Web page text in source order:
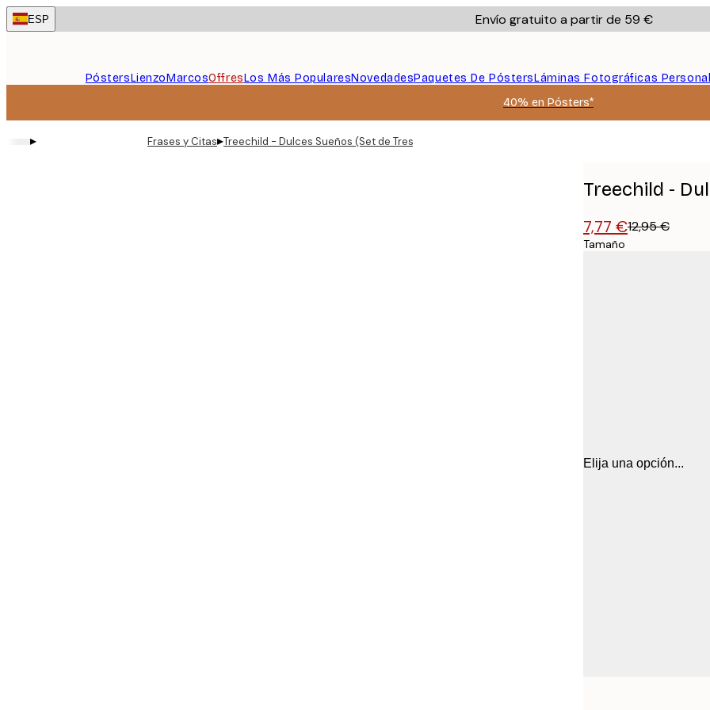
Skip
to
ESP Envío gratuito a partir de 59 €
PóstersLienzoMarcosOffresLos Más PopularesNovedadesPaquetes De PóstersLáminas Fotográficas
40% en Pósters*
▸ Frases y Citas▸Treechild - Dulces Sueños (Set de Tres) Póster
Treechild -
7,77 €12,95 €
Tamaño
Elija una opción...